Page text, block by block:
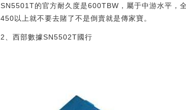
SN5501T的官方耐久度是600TBW，屬于中游水平，
450以上就不要去賭了不是倒賣就是傳家寶。
2、西部數據SN5502T國行